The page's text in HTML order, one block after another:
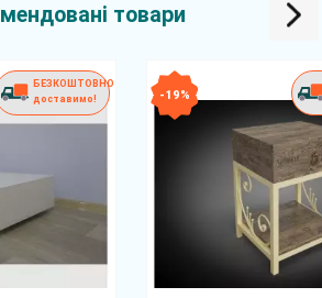
товари
БЕЗКОШТОВНО
доставимо!
- 19 %